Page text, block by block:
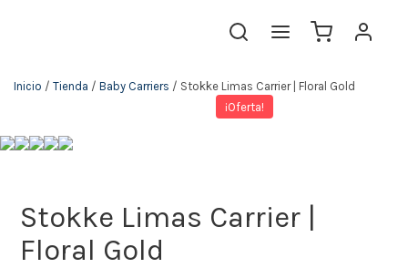
Inicio / Tienda / Baby Carriers / Stokke Limas Carrier | Floral Gold
¡Oferta!
Stokke Limas Carrier |
Floral Gold